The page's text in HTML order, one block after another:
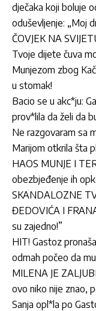
dječaka koji boluje
oduševljenje: „Moj
ČOVJEK NA
Tvoje dijete čuva
Munjezom zbog
u stomak!
Bacio se u akc*ju:
prov*lila da želi da
Ne razgovaram sa
Marijom otkrila šta
HAOS MUNJE I
obezbjeđenje ih
SKANDALOZNE
ĐEDOVIĆA I
su zajedno!”
HIT! Gastoz
odmah počeo da
MILENA JE
ovo niko nije znao,
Sanja opl*la po